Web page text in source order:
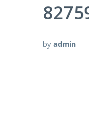
by admin